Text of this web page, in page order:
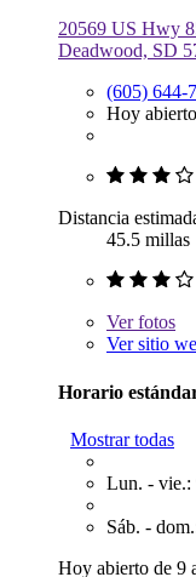
20569 US Hwy
Deadwood, SD
(605) 644-
Hoy
Distancia
45.5 millas
Verfotos
Ver sitio
Horario
Mostrar todas
Lun. - vie.:
Sáb. -
Hoy abierto de 9